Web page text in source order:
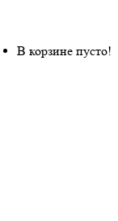
В корзине пусто!